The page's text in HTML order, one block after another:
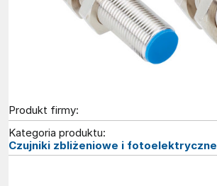
Produkt firmy:
Kategoria produktu:
Czujniki zbliżeniowe i fotoelektryczne